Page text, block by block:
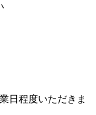
日程度いただきま